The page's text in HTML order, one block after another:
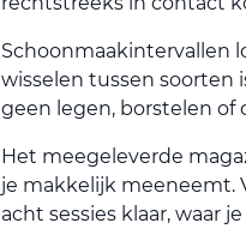
Schoonmaakintervallen
wisselen tussen soorten
geen legen, borstelen of
Het meegeleverde
je makkelijk meeneemt.
acht sessies klaar, waar